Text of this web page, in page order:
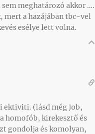
meghatározó akkor ….
mert a hazájában tbc-vel
esélye lett volna.
ektiviti. (lásd még Job,
homofób, kirekesztő és
gondolja és komolyan,